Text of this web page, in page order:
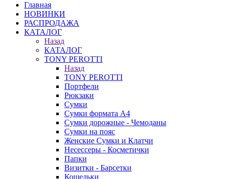
Главная
НОВИНКИ
РАСПРОДАЖА
КАТАЛОГ
Назад
КАТАЛОГ
TONY PEROTTI
Назад
TONY PEROTTI
Портфели
Рюкзаки
Сумки
Сумки формата А4
Сумки дорожные - Чемоданы
Сумки на пояс
Женские Сумки и Клатчи
Несессеры - Косметички
Папки
Визитки - Барсетки
Кошельки